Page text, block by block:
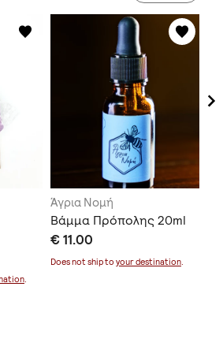
.
Άγρια Νομή
Βάμμα Πρόπολης 20ml
€ 11.00
Does not ship to your destination.